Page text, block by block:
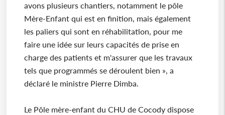
avons plusieurs chantiers, notamment le pôle
Mère-Enfant qui est en finition, mais également
les paliers qui sont en réhabilitation, pour me
faire une idée sur leurs capacités de prise en
charge des patients et m'assurer que les travaux
tels que programmés se déroulent bien », a
déclaré le ministre Pierre Dimba.
Le Pôle mère-enfant du CHU de Cocody dispose